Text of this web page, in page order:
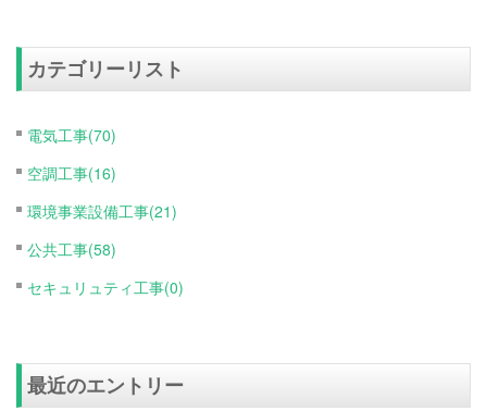
カテゴリーリスト
電気工事(70)
空調工事(16)
環境事業設備工事(21)
公共工事(58)
セキュリュティ工事(0)
最近のエントリー